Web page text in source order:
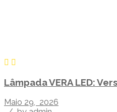
Lâmpada VERA LED:
Maio 29, 2026